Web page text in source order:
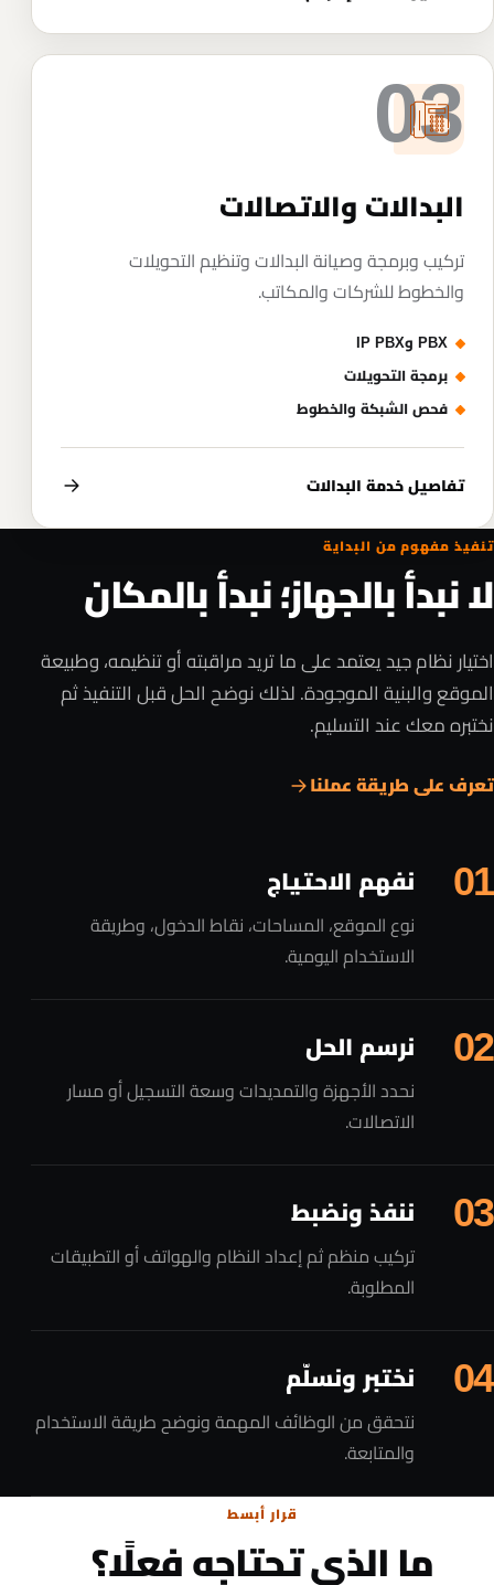
03
البدالات والاتصالات
تركيب وبرمجة وصيانة البدالات وتنظيم التحويلات
والخطوط للشركات والمكاتب.
PBX وIP PBX
برمجة التحويلات
فحص الشبكة والخطوط
تفاصيل خدمة البدالات
تنفيذ مفهوم من البداية
لا نبدأ بالجهاز؛ نبدأ بالمكان
اختيار نظام جيد يعتمد على ما تريد مراقبته أو تنظيمه، وطبيعة
الموقع والبنية الموجودة. لذلك نوضح الحل قبل التنفيذ ثم
نختبره معك عند التسليم.
تعرف على طريقة عملنا
01 نفهم الاحتياج
نوع الموقع، المساحات، نقاط الدخول، وطريقة
الاستخدام اليومية.
02 نرسم الحل
نحدد الأجهزة والتمديدات وسعة التسجيل أو مسار
الاتصالات.
03 ننفذ ونضبط
تركيب منظم ثم إعداد النظام والهواتف أو التطبيقات
المطلوبة.
04 نختبر ونسلّم
نتحقق من الوظائف المهمة ونوضح طريقة الاستخدام
والمتابعة.
قرار أبسط
ما الذي تحتاجه فعلًا؟